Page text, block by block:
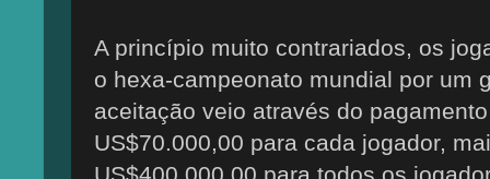
A princípio muito contrariados, os
o hexa-campeonato mundial por um
aceitação veio através do
US$70.000,00 para cada jogador,
US$400.000,00 para todos os